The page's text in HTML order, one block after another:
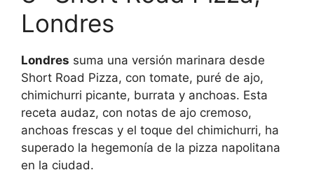
Londres
Londres suma una versión marinara desde
Short Road Pizza, con tomate, puré de ajo,
chimichurri picante, burrata y anchoas. Esta
receta audaz, con notas de ajo cremoso,
anchoas frescas y el toque del chimichurri, ha
superado la hegemonía de la pizza napolitana
en la ciudad.